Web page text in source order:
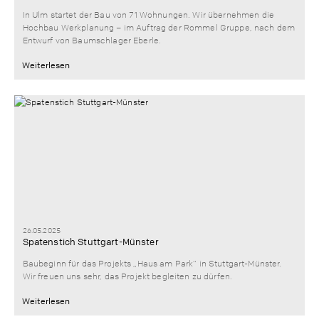
In Ulm startet der Bau von 71 Wohnungen. Wir übernehmen die
Hochbau Werkplanung – im Auftrag der Rommel Gruppe, nach dem
Entwurf von Baumschlager Eberle.
Weiterlesen
26.05.2025
Spatenstich Stuttgart-Münster
Baubeginn für das Projekts „Haus am Park“ in Stuttgart-Münster.
Wir freuen uns sehr, das Projekt begleiten zu dürfen.
Weiterlesen